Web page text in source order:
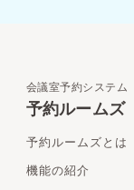
会議室予約システム
予約ルームズ
予約ルームズとは
機能の紹介